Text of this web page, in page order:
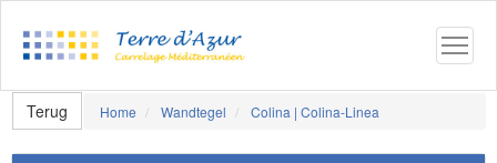
Terug Home Wandtegel Colina | Colina-Linea